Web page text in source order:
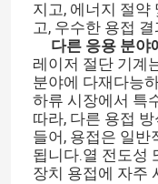
지고, 에너지 절약
고, 우수한 용접
다른 응용 분야
레이저 절단 기계
분야에 다재다능
하류 시장에서 특
따라, 다른 용접
들어, 용접은 일반
됩니다.열 전도성
장치 용접에 자주